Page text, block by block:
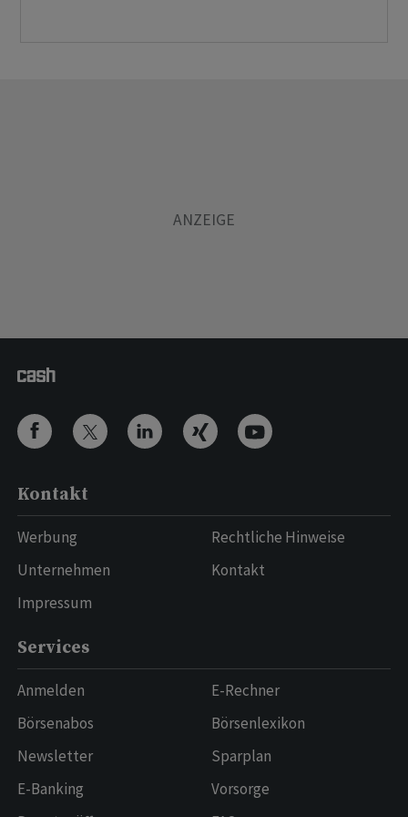
Kontakt
Werbung
Unternehmen
Impressum
Rechtliche Hinweise
Kontakt
Services
Anmelden
Börsenabos
Newsletter
E-Banking
E-Rechner
Börsenlexikon
Sparplan
Vorsorge